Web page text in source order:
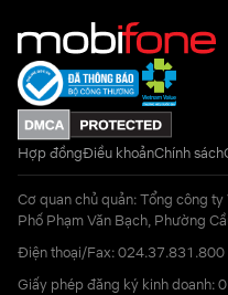
Hợp đồngĐiều khoảnChính sách
Cơ quan chủ quản: Tổng công
Phố Phạm Văn Bạch, Phường
Điện thoại/Fax: 024.37.831.800
Giấy phép đăng ký kinh